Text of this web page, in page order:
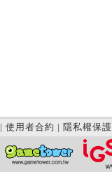
| 使用者合約 | 隱私權保護